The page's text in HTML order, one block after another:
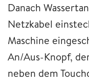
Danach
Netzkabel
Maschine
An/Aus-Knopf,
neben dem